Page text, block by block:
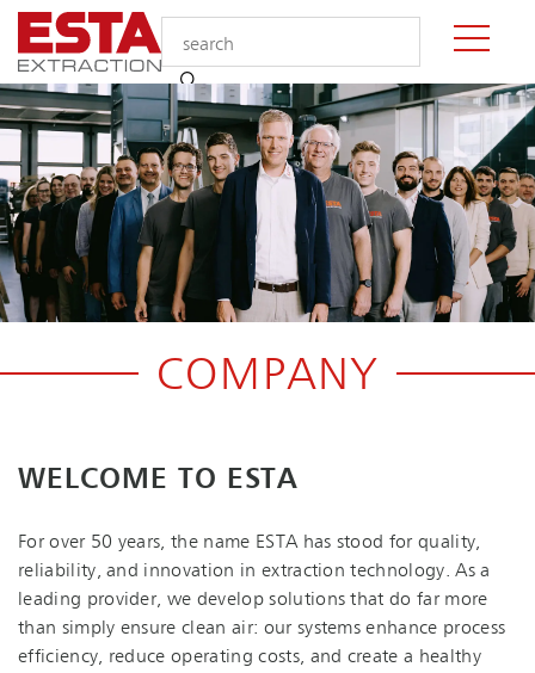
COMPANY
WELCOME TO ESTA
For over 50 years, the name ESTA has stood for quality,
reliability, and innovation in extraction technology. As a
leading provider, we develop solutions that do far more
than simply ensure clean air: our systems enhance process
efficiency, reduce operating costs, and create a healthy